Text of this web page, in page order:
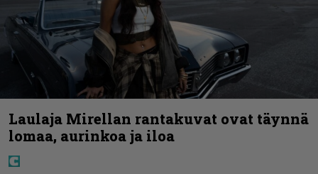
Laulaja Mirellan rantakuvat ovat täynnä
lomaa, aurinkoa ja iloa